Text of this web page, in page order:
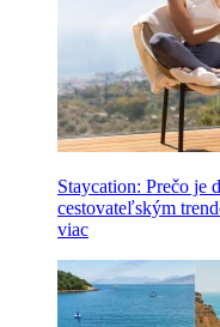
Staycation: Prečo je
cestovateľským
viac